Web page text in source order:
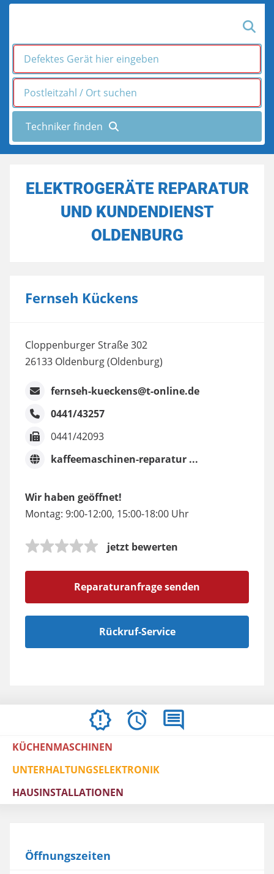
ELEKTROGERÄTE REPARATUR
UND KUNDENDIENST
OLDENBURG
Fernseh Kückens
Cloppenburger Straße 302
26133 Oldenburg (Oldenburg)
fernseh-kueckens@t-online.de
0441/43257
0441/42093
kaffeemaschinen-reparatur ...
Wir haben geöffnet!
Montag: 9:00-12:00, 15:00-18:00 Uhr
jetzt bewerten
Reparaturanfrage senden
Rückruf-Service
ÖFFNUNGSZEITEN
BEWERTUNGEN
IMPRESSUM
KÜCHENMASCHINEN
UNTERHALTUNGSELEKTRONIK
HAUSINSTALLATIONEN
Öffnungszeiten